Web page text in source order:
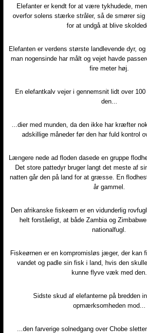
Elefanter er kendt for at være tykhudede,
overfor solens stærke stråler, så de smører sig
for at undgå at blive
Elefanten er verdens største landlevende dyr,
man nogensinde har målt og vejet havde
fire meter høj.
En elefantkalv vejer i gennemsnit lidt over
den...
...dier med munden, da den ikke har kræfter
adskillige måneder før den har fuld kontrol
Længere nede ad floden dasede en gruppe
Det store pattedyr bruger langt det meste af
natten går den på land for at græsse. En
år gammel.
Den afrikanske fiskeørn er en vidunderlig
helt forståeligt, at både Zambia og
nationalfugl.
Fiskeørnen er en kompromisløs jæger, der kan
vandet og padle sin fisk i land, hvis den
kunne flyve væk med den.
Sidste skud af elefanterne på bredden
opmærksomheden mod...
...den farverige solnedgang over Chobe